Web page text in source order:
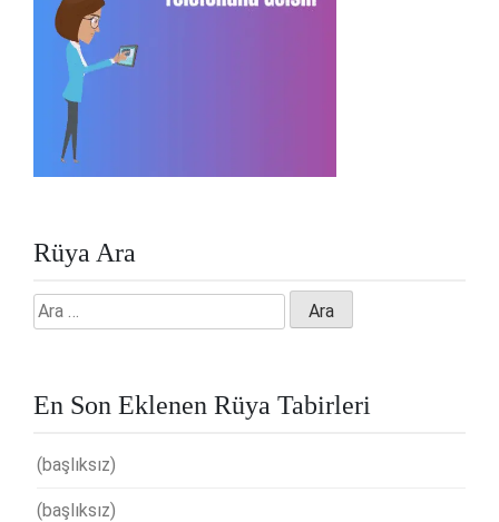
Rüya Ara
Arama:
En Son Eklenen Rüya Tabirleri
(başlıksız)
(başlıksız)